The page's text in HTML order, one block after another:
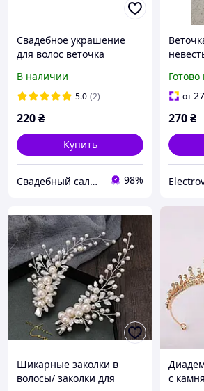
Свадебное украшение
для волос веточка
В наличии
5.0 (2)
220₴
Купить
Свадебный салон "ПРИНЦЕССА" 98%
от27
270₴
Шикарные заколки в
волосы/ заколки для
с